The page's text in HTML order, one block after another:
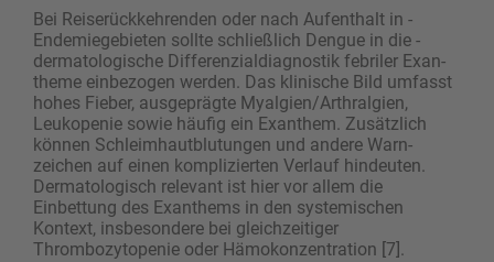
Bei Reiserückkehrenden oder nach Aufenthalt in ­
Endemiegebieten sollte schließlich Dengue in die ­
dermatologische Differenzialdiagnostik febriler Exan­
theme einbezogen werden. Das klinische Bild umfasst
hohes Fieber, ausgeprägte Myalgien/­Arthralgien,
Leukopenie sowie häufig ein Exanthem. Zusätzlich
können Schleimhautblutungen und andere Warn­
zeichen auf einen komplizierten Verlauf hindeuten.
Dermatologisch relevant ist hier vor allem die
Einbettung des Exanthems in den systemischen
Kontext, insbesondere bei gleichzeitiger
Thrombozytopenie oder Hämokonzentration [7].